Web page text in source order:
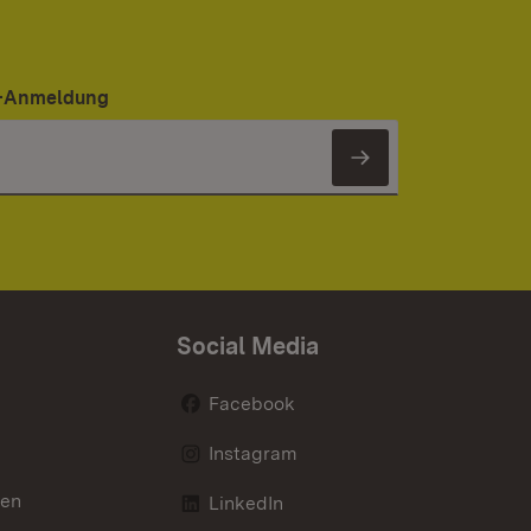
Newsletter
Social Media
Facebook
Instagram
LinkedIn